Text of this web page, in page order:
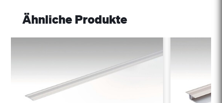
Ähnliche Produkte